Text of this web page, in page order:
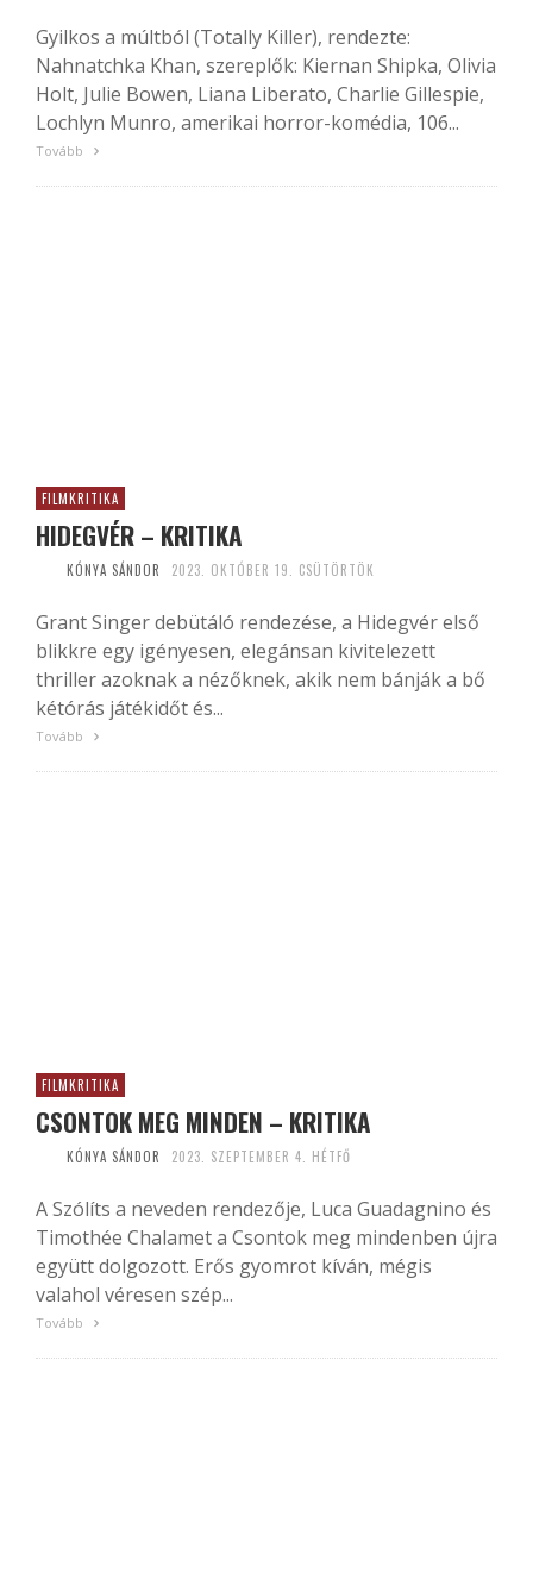
Gyilkos a múltból (Totally Killer), rendezte:
Nahnatchka Khan, szereplők: Kiernan Shipka, Olivia
Holt, Julie Bowen, Liana Liberato, Charlie Gillespie,
Lochlyn Munro, amerikai horror-komédia, 106...
Tovább
FILMKRITIKA
HIDEGVÉR – KRITIKA
KÓNYA SÁNDOR 2023. OKTÓBER 19. CSÜTÖRTÖK
Grant Singer debütáló rendezése, a Hidegvér első
blikkre egy igényesen, elegánsan kivitelezett
thriller azoknak a nézőknek, akik nem bánják a bő
kétórás játékidőt és...
Tovább
FILMKRITIKA
CSONTOK MEG MINDEN – KRITIKA
KÓNYA SÁNDOR 2023. SZEPTEMBER 4. HÉTFŐ
A Szólíts a neveden rendezője, Luca Guadagnino és
Timothée Chalamet a Csontok meg mindenben újra
együtt dolgozott. Erős gyomrot kíván, mégis
valahol véresen szép...
Tovább